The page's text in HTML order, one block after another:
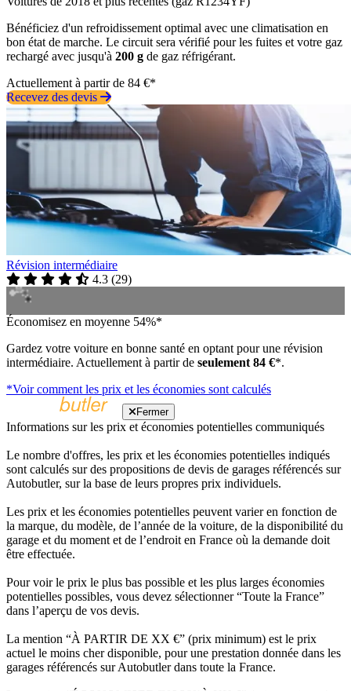
Bénéficiez d'un refroidissement optimal avec une climatisation en
bon état de marche. Le circuit sera vérifié pour les fuites et votre gaz
rechargé avec jusqu'à 200 g de gaz réfrigérant.
Actuellement à partir de 84 €*
Recevez des devis
Révision intermédiaire
4.3 (29)
Économisez en moyenne 54%*
Gardez votre voiture en bonne santé en optant pour une révision
intermédiaire. Actuellement à partir de seulement 84 €*.
*Voir comment les prix et les économies sont calculés
Fermer
Informations sur les prix et économies potentielles communiqués
Le nombre d'offres, les prix et les économies potentielles indiqués
sont calculés sur des propositions de devis de garages référencés sur
Autobutler, sur la base de leurs propres prix individuels.
Les prix et les économies potentielles peuvent varier en fonction de
la marque, du modèle, de l’année de la voiture, de la disponibilité du
garage et du moment et de l’endroit en France où la demande doit
être effectuée.
Pour voir le prix le plus bas possible et les plus larges économies
potentielles possibles, vous devez sélectionner “Toute la France”
dans l’aperçu de vos devis.
La mention “À PARTIR DE XX €” (prix minimum) est le prix
actuel le moins cher disponible, pour une prestation donnée dans les
garages référencés sur Autobutler dans toute la France.